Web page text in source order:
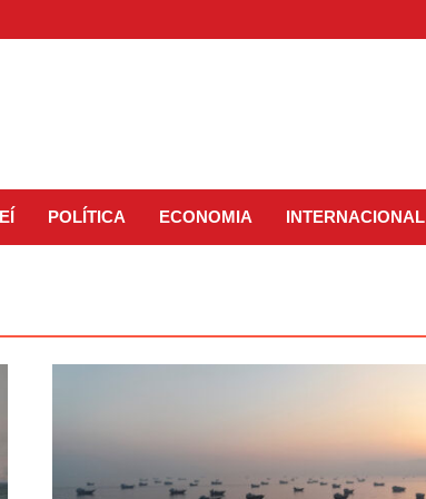
POLÍTICA ECONOMIA INTERNACIONAL